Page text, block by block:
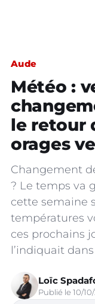
Aude
Météo :
le retour
orages
Changement
? Le temps va
cette semaine
températures
ces prochains
l’indiquait
Loïc
Publié le 10/